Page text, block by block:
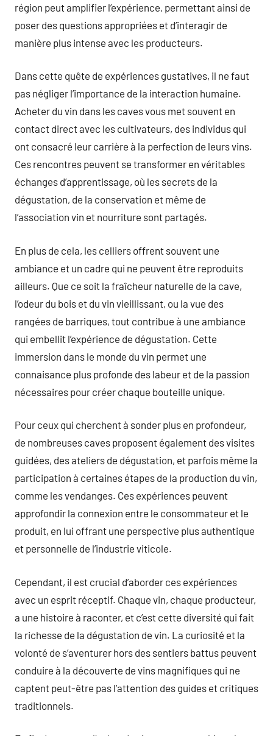
région peut amplifier l’expérience, permettant ainsi de
poser des questions appropriées et d’interagir de
manière plus intense avec les producteurs.
Dans cette quête de expériences gustatives, il ne faut
pas négliger l’importance de la interaction humaine.
Acheter du vin dans les caves vous met souvent en
contact direct avec les cultivateurs, des individus qui
ont consacré leur carrière à la perfection de leurs vins.
Ces rencontres peuvent se transformer en véritables
échanges d’apprentissage, où les secrets de la
dégustation, de la conservation et même de
l’association vin et nourriture sont partagés.
En plus de cela, les celliers offrent souvent une
ambiance et un cadre qui ne peuvent être reproduits
ailleurs. Que ce soit la fraîcheur naturelle de la cave,
l’odeur du bois et du vin vieillissant, ou la vue des
rangées de barriques, tout contribue à une ambiance
qui embellit l’expérience de dégustation. Cette
immersion dans le monde du vin permet une
connaisance plus profonde des labeur et de la passion
nécessaires pour créer chaque bouteille unique.
Pour ceux qui cherchent à sonder plus en profondeur,
de nombreuses caves proposent également des visites
guidées, des ateliers de dégustation, et parfois même la
participation à certaines étapes de la production du vin,
comme les vendanges. Ces expériences peuvent
approfondir la connexion entre le consommateur et le
produit, en lui offrant une perspective plus authentique
et personnelle de l’industrie viticole.
Cependant, il est crucial d’aborder ces expériences
avec un esprit réceptif. Chaque vin, chaque producteur,
a une histoire à raconter, et c’est cette diversité qui fait
la richesse de la dégustation de vin. La curiosité et la
volonté de s’aventurer hors des sentiers battus peuvent
conduire à la découverte de vins magnifiques qui ne
captent peut-être pas l’attention des guides et critiques
traditionnels.